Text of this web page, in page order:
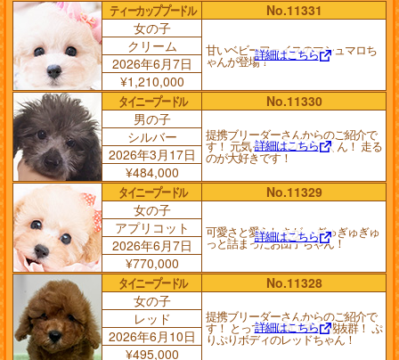
ティーカッププードル
No.11331
女の子
甘いベビーフェイスのマシュマロち
ゃんが登場！詳細はこちら
クリーム
2026年6月7日
¥1,210,000
タイニープードル
No.11330
男の子
提携ブリーダーさんからのご紹介で
す！ 元気っ子なシルバーくん！ 走る
のが大好きです！
詳細はこちら
シルバー
2026年3月17日
¥484,000
タイニープードル
No.11329
女の子
可愛さと愛らしさが、 ぎゅぎゅぎゅ
っと詰まったお団子ちゃん！
詳細はこちら
アプリコット
2026年6月7日
¥770,000
タイニープードル
No.11328
女の子
提携ブリーダーさんからのご紹介で
す！ とっても元気で安心感抜群！ ぷ
りぷりボディのレッドちゃん！
詳細はこちら
レッド
2026年6月10日
¥495,000